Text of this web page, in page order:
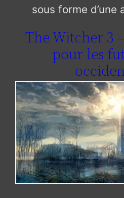
sous forme d’une
The Witcher 3
pour les